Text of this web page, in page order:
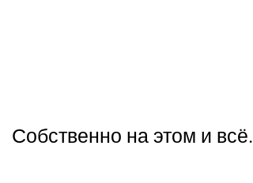
Собственно на этом и всё.